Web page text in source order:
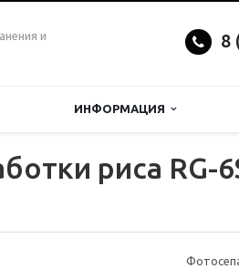
и
8
ИНФОРМАЦИЯ
риса RG-